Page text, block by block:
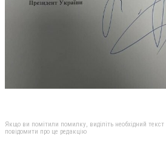
Якщо ви помітили помилку, виділіть необхідний
повідомити про це редакцію